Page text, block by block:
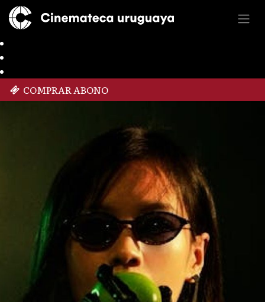
COMPRAR ABONO